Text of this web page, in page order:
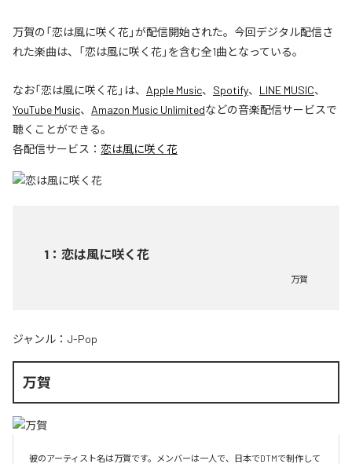
万賀の「恋は風に咲く花」が配信開始された。今回デジタル配信さ
れた楽曲は、「恋は風に咲く花」を含む全1曲となっている。
なお「恋は風に咲く花」は、 Apple Music、 Spotify、 LINE MUSIC、
YouTube Music、 Amazon Music Unlimitedなどの音楽配信サービスで
聴くことができる。
各配信サービス： 恋は風に咲く花
1 ： 恋は風に咲く花
万賀
ジャンル： J-Pop
万賀
彼のアーティスト名は万賀です。メンバーは一人で、日本でDTMで制作して